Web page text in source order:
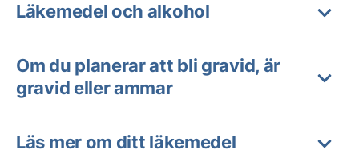
Läkemedel och alkohol
Om du planerar att bli gravid, är
gravid eller ammar
Läs mer om ditt läkemedel